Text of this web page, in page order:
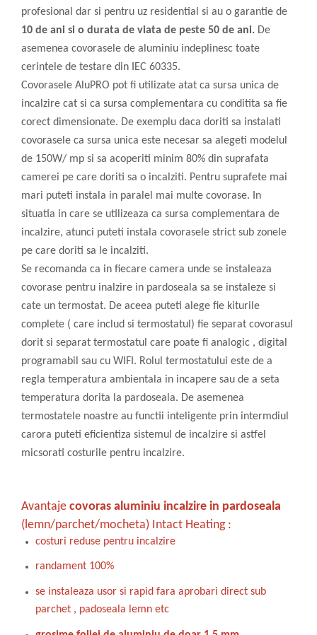
profesional dar si pentru uz residential si au o garantie de
10 de ani si o durata de viata de peste 50 de ani. De
asemenea covorasele de aluminiu indeplinesc toate
cerintele de testare din IEC 60335.
Covorasele AluPRO pot fi utilizate atat ca sursa unica de
incalzire cat si ca sursa complementara cu conditita sa fie
corect dimensionate. De exemplu daca doriti sa instalati
covorasele ca sursa unica este necesar sa alegeti modelul
de 150W/ mp si sa acoperiti minim 80% din suprafata
camerei pe care doriti sa o incalziti. Pentru suprafete mai
mari puteti instala in paralel mai multe covorase. In
situatia in care se utilizeaza ca sursa complementara de
incalzire, atunci puteti instala covorasele strict sub zonele
pe care doriti sa le incalziti.
Se recomanda ca in fiecare camera unde se instaleaza
covorase pentru inalzire in pardoseala sa se instaleze si
cate un termostat. De aceea puteti alege fie kiturile
complete ( care includ si termostatul) fie separat covorasul
dorit si separat termostatul care poate fi analogic , digital
programabil sau cu WIFI. Rolul termostatului este de a
regla temperatura ambientala in incapere sau de a seta
temperatura dorita la pardoseala. De asemenea
termostatele noastre au functii inteligente prin intermdiul
carora puteti eficientiza sistemul de incalzire si astfel
micsorati costurile pentru incalzire.
Avantaje covoras aluminiu incalzire in pardoseala
(lemn/parchet/mocheta) Intact Heating :
costuri reduse pentru incalzire
randament 100%
se instaleaza usor si rapid fara aprobari direct sub
parchet , padoseala lemn etc